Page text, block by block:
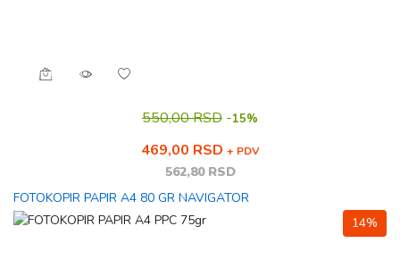
550,00 RSD -15%
469,00 RSD + PDV
562,80 RSD
FOTOKOPIR PAPIR A4 80 GR NAVIGATOR
14%